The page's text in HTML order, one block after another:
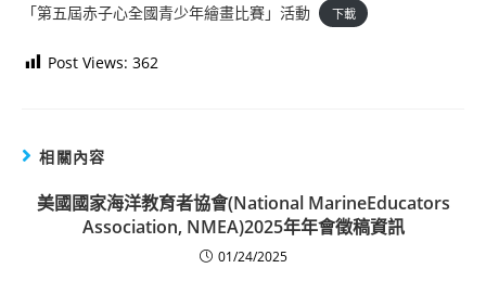
「第五屆赤子心全國青少年繪畫比賽」活動 下載
Post Views: 362
相關內容
美國國家海洋教育者協會(National MarineEducators
Association, NMEA)2025年年會徵稿資訊
01/24/2025